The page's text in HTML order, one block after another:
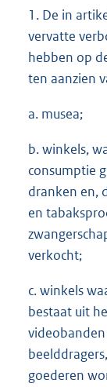
1. De in
vervatte
hebben op
ten aanzien
a. musea;
b. winkels,
consumptie
dranken en,
en
verkocht;
c. winkels
bestaat uit
goederen